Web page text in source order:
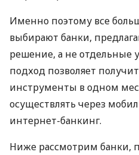
Именно поэтому все
выбирают банки,
решение, а не отдельные
подход позволяет
инструменты в одном
осуществлять через
интернет-банкинг.
Ниже рассмотрим банки,